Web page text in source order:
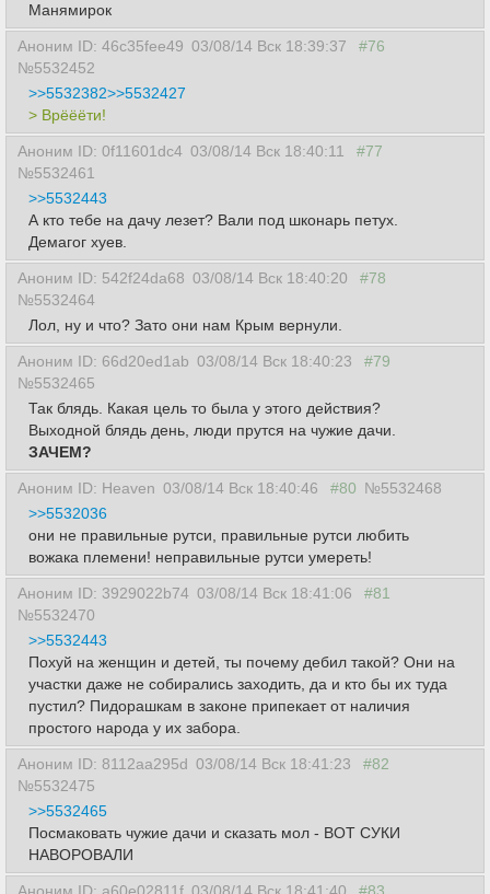
Манямирок
Аноним ID: 46c35fee49 03/08/14 Вск 18:39:37
#76
№5532452
>>5532382>>5532427
> Врёёёти!
Аноним ID: 0f11601dc4 03/08/14 Вск 18:40:11
#77
№5532461
>>5532443
А кто тебе на дачу лезет? Вали под шконарь петух.
Демагог хуев.
Аноним ID: 542f24da68 03/08/14 Вск 18:40:20
#78
№5532464
Лол, ну и что? Зато они нам Крым вернули.
Аноним ID: 66d20ed1ab 03/08/14 Вск 18:40:23
#79
№5532465
Так блядь. Какая цель то была у этого действия?
Выходной блядь день, люди прутся на чужие дачи.
ЗАЧЕМ?
Аноним ID: Heaven 03/08/14 Вск 18:40:46 #80 №5532468
>>5532036
они не правильные рутси, правильные рутси любить
вожака племени! неправильные рутси умереть!
Аноним ID: 3929022b74 03/08/14 Вск 18:41:06
#81
№5532470
>>5532443
Похуй на женщин и детей, ты почему дебил такой? Они на
участки даже не собирались заходить, да и кто бы их туда
пустил? Пидоpашкам в законе припекает от наличия
простого народа у их забора.
Аноним ID: 8112aa295d 03/08/14 Вск 18:41:23
#82
№5532475
>>5532465
Посмаковать чужие дачи и сказать мол - ВОТ СУКИ
НАВОРОВАЛИ